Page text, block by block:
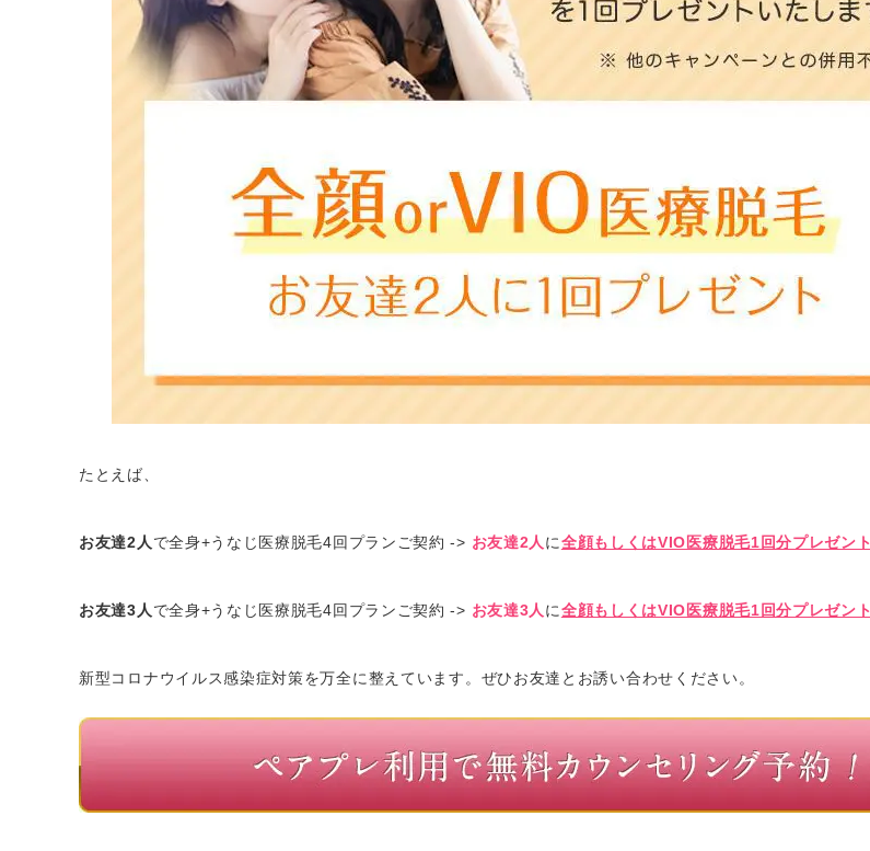
たとえば、
お友達2人 で全身+うなじ医療脱毛4回プランご契約 -> お友達2人 に全顔もしくはVIO医療脱毛1回分プレゼント
お友達3人 で全身+うなじ医療脱毛4回プランご契約 -> お友達3人 に全顔もしくはVIO医療脱毛1回分プレゼント
新型コロナウイルス感染症対策を万全に整えています。ぜひお友達とお誘い合わせください。